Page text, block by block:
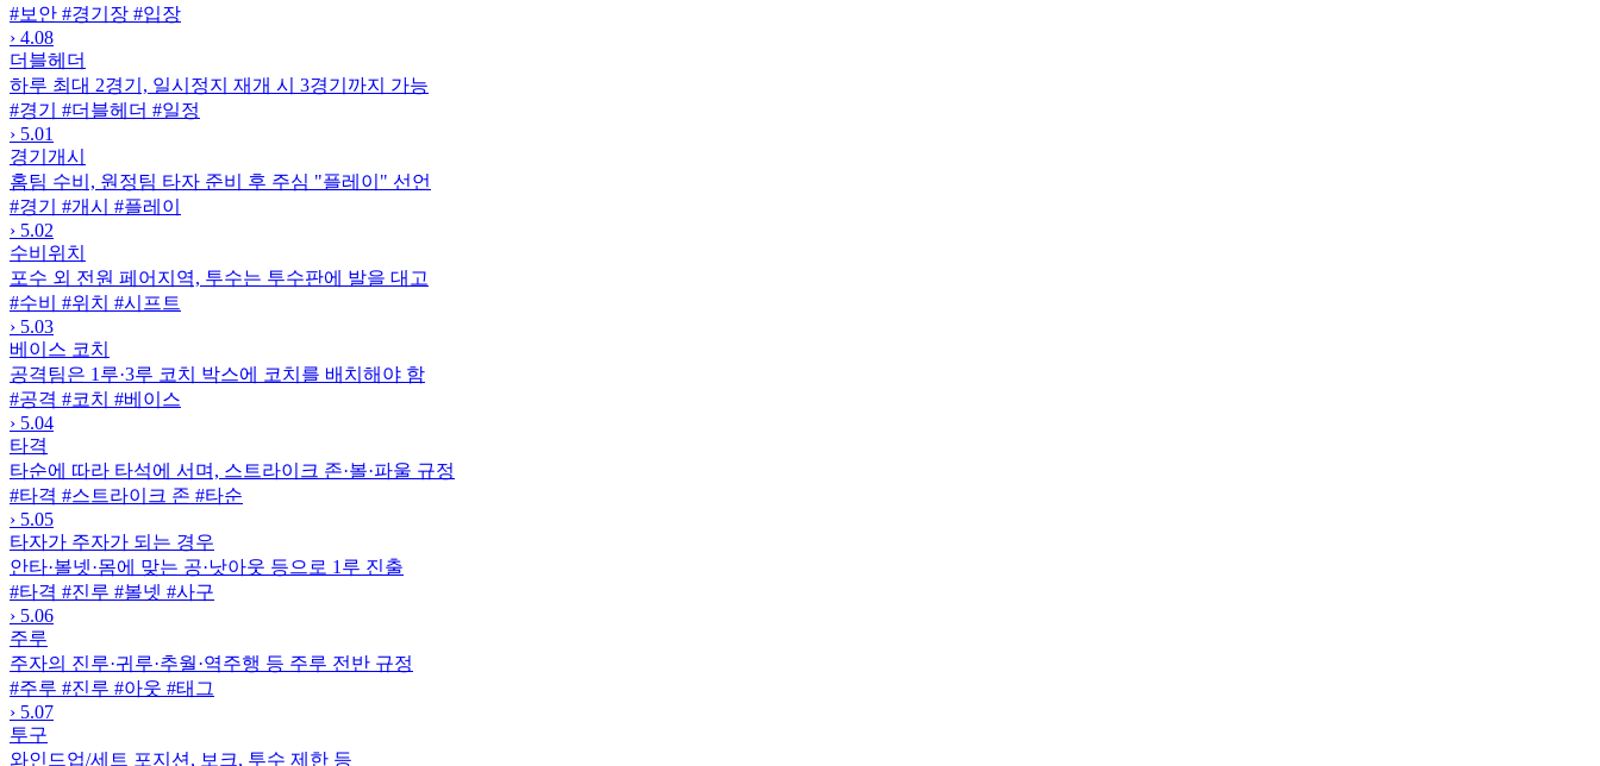
#보안 #경기장 #입장
› 4.08
더블헤더
하루 최대 2경기, 일시정지 재개 시 3경기까지 가능
#경기
#더블헤더 #일정
› 5.01
경기개시
홈팀 수비, 원정팀 타자 준비 후 주심 "플레이" 선언
#경기
#개시 #플레이
› 5.02
수비위치
포수 외 전원 페어지역, 투수는 투수판에 발을 대고
#수비
#위치 #시프트
› 5.03
베이스 코치
공격팀은 1루·3루 코치 박스에 코치를 배치해야 함
#공격 #코치 #베이스
› 5.04
타격
타순에 따라 타석에 서며, 스트라이크 존·볼·파울 규정
#타격 #스트라이크 존 #타순
› 5.05
타자가 주자가 되는 경우
안타·볼넷·몸에 맞는 공·낫아웃 등으로 1루 진출
#타격 #진루 #볼넷 #사구
› 5.06
주루
주자의 진루·귀루·추월·역주행 등 주루 전반 규정
#주루 #진루 #아웃 #태그
› 5.07
투구
와인드업/세트 포지션, 보크, 투수 제한 등